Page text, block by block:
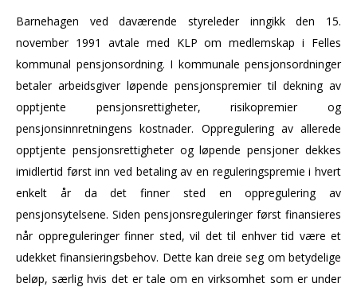
Barnehagen ved daværende styreleder inngikk den 15.
november 1991 avtale med KLP om medlemskap i Felles
kommunal pensjonsordning. I kommunale pensjonsordninger
betaler arbeidsgiver løpende pensjonspremier til dekning av
opptjente pensjonsrettigheter, risikopremier og
pensjonsinnretningens kostnader. Oppregulering av allerede
opptjente pensjonsrettigheter og løpende pensjoner dekkes
imidlertid først inn ved betaling av en reguleringspremie i hvert
enkelt år da det finner sted en oppregulering av
pensjonsytelsene. Siden pensjonsreguleringer først finansieres
når oppreguleringer finner sted, vil det til enhver tid være et
udekket finansieringsbehov. Dette kan dreie seg om betydelige
beløp, særlig hvis det er tale om en virksomhet som er under